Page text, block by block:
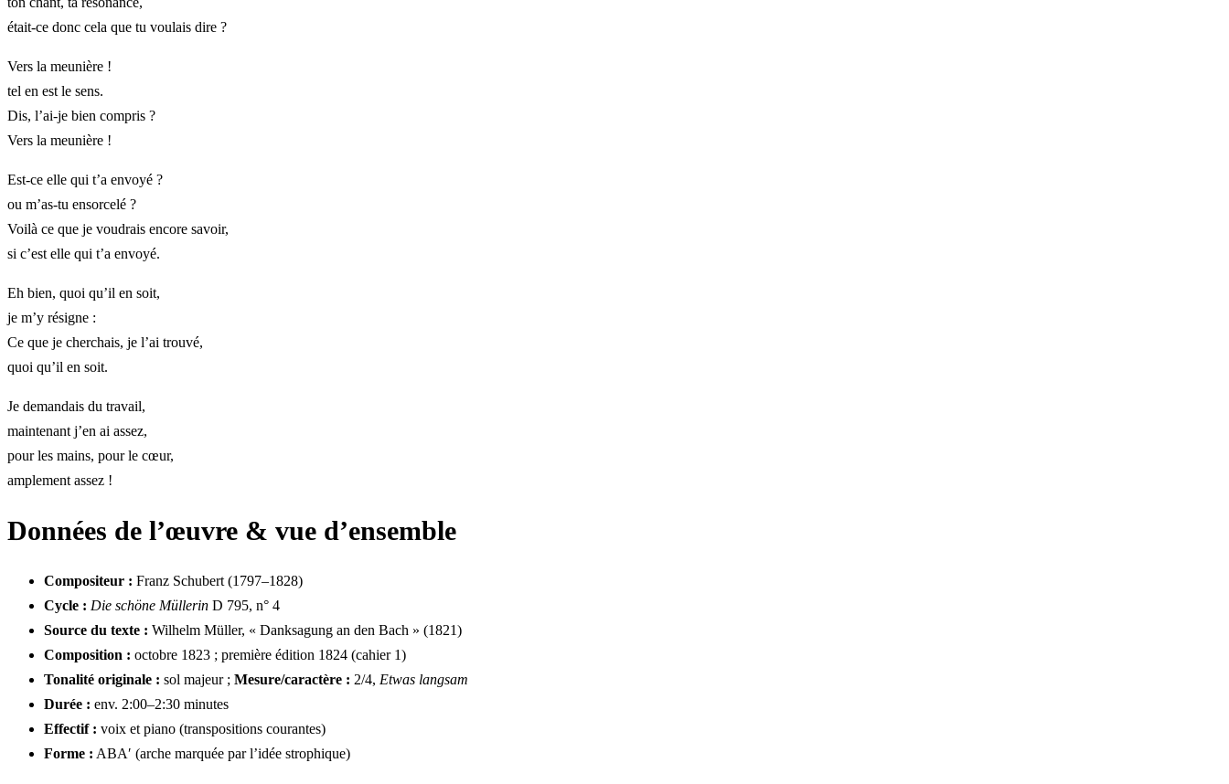
était-ce donc cela que tu voulais dire ?
Vers la meunière !
tel en est le sens.
Dis, l’ai-je bien compris ?
Vers la meunière !
Est-ce elle qui t’a envoyé ?
ou m’as-tu ensorcelé ?
Voilà ce que je voudrais encore savoir,
si c’est elle qui t’a envoyé.
Eh bien, quoi qu’il en soit,
je m’y résigne :
Ce que je cherchais, je l’ai trouvé,
quoi qu’il en soit.
Je demandais du travail,
maintenant j’en ai assez,
pour les mains, pour le cœur,
amplement assez !
Données de l’œuvre & vue d’ensemble
Compositeur : Franz Schubert (1797–1828)
Cycle : Die schöne Müllerin D 795, n° 4
Source du texte : Wilhelm Müller, « Danksagung an den Bach » (1821)
Composition : octobre 1823 ; première édition 1824 (cahier 1)
Tonalité originale : sol majeur ; Mesure/caractère : 2/4, Etwas langsam
Durée : env. 2:00–2:30 minutes
Effectif : voix et piano (transpositions courantes)
Forme : ABA′ (arche marquée par l’idée strophique)